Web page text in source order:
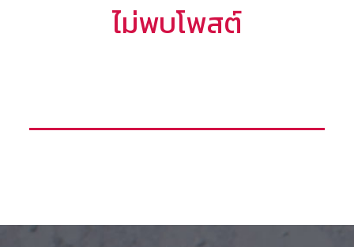
ไม่พบโพสต์